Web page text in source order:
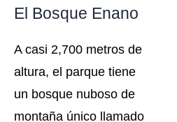
El Bosque Enano
A casi 2,700 metros de
altura, el parque tiene
un bosque nuboso de
montaña único llamado